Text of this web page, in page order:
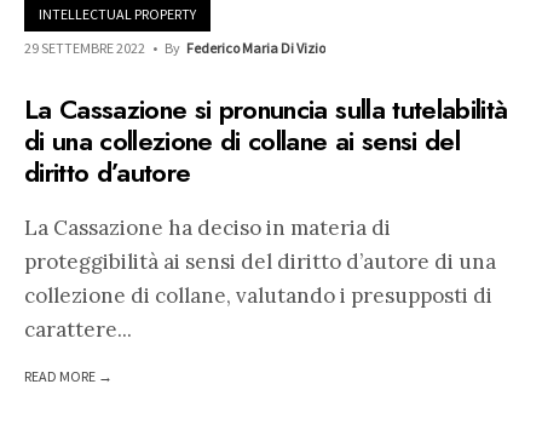
INTELLECTUAL PROPERTY
29 SETTEMBRE 2022 • By Federico Maria Di Vizio
La Cassazione si pronuncia sulla tutelabilità
di una collezione di collane ai sensi del
diritto d’autore
La Cassazione ha deciso in materia di
proteggibilità ai sensi del diritto d’autore di una
collezione di collane, valutando i presupposti di
carattere...
READ MORE →